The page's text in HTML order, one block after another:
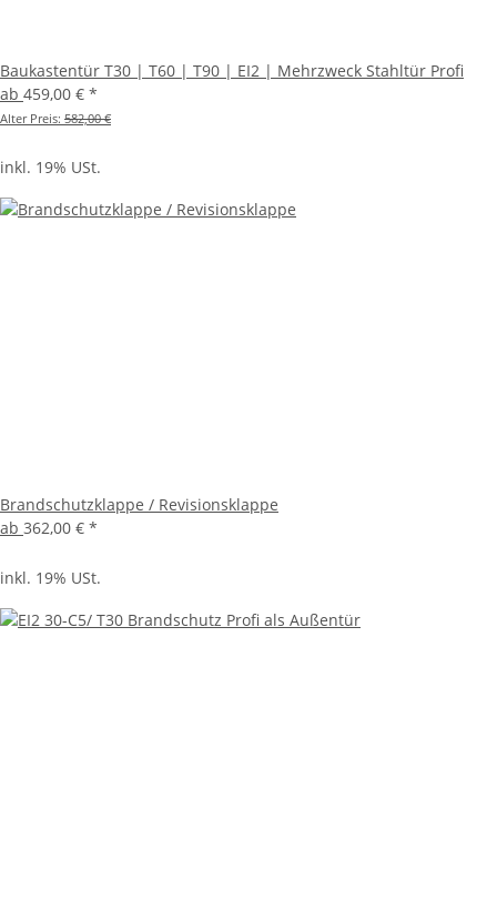
Baukastentür T30 | T60 | T90 | EI2 | Mehrzweck Stahltür Profi
ab 459,00 € *
Alter Preis: 582,00 €
inkl. 19% USt.
Brandschutzklappe / Revisionsklappe
ab 362,00 € *
inkl. 19% USt.